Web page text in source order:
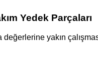
Yedek Parçaları
yakın